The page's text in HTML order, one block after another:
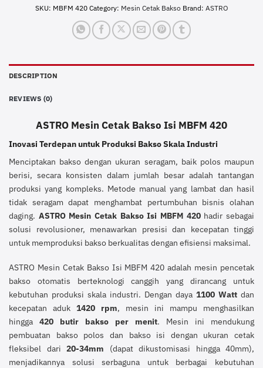
SKU: MBFM 420 Category: Mesin Cetak Bakso Brand: ASTRO
DESCRIPTION
REVIEWS (0)
ASTRO Mesin Cetak Bakso Isi MBFM 420
Inovasi Terdepan untuk Produksi Bakso Skala Industri
Menciptakan bakso dengan ukuran seragam, baik polos maupun
berisi, secara konsisten dalam jumlah besar adalah tantangan
produksi yang kompleks. Metode manual yang lambat dan hasil
tidak seragam dapat menghambat pertumbuhan bisnis olahan
daging. ASTRO Mesin Cetak Bakso Isi MBFM 420hadir sebagai
solusi revolusioner, menawarkan presisi dan kecepatan tinggi
untuk memproduksi bakso berkualitas dengan efisiensi maksimal.
ASTRO Mesin Cetak Bakso Isi MBFM 420 adalah mesin pencetak
bakso otomatis berteknologi canggih yang dirancang untuk
kebutuhan produksi skala industri. Dengan daya 1100 Watt dan
kecepatan aduk 1420 rpm, mesin ini mampu menghasilkan
hingga 420 butir bakso per menit. Mesin ini mendukung
pembuatan bakso polos dan bakso isi dengan ukuran cetak
fleksibel dari 20-34mm (dapat dikustomisasi hingga 40mm),
menjadikannya solusi serbaguna untuk berbagai kebutuhan